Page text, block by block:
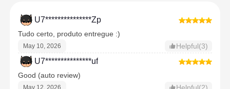
U7***************Zp
Tudo certo, produto entregue :)
May 10, 2026 Helpful(3)
U7***************uf
Good (auto review)
May 12, 2026